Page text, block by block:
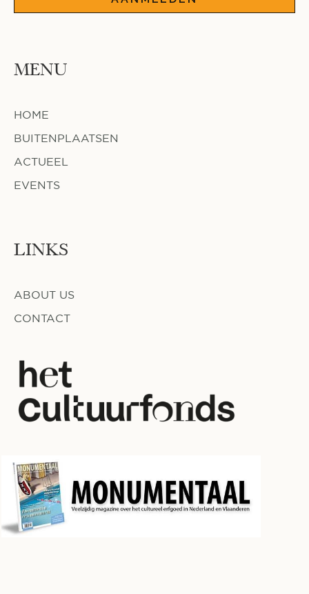
MENU
HOME
BUITENPLAATSEN
ACTUEEL
EVENTS
LINKS
ABOUT US
CONTACT